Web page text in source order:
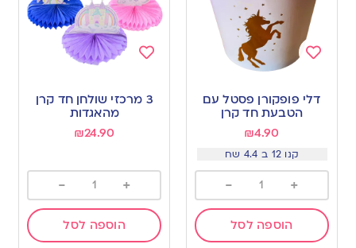
to
wishlist
דלי פופקורן פסטל עם
הטבעת חד קרן
₪4.90
קנו 12 ב 4.4 שח
+
-
הוספה לסל
to
wishlist
3 מרכזי שולחן חד קרן
מהאגדות
₪24.90
+
-
הוספה לסל